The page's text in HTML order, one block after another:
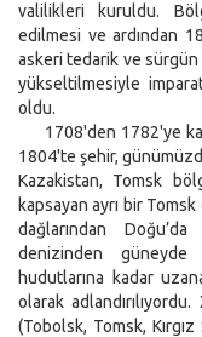
valilikleri kuruldu.
edilmesi ve ardından
askeri tedarik ve
yükseltilmesiyle
oldu.
1708'den 1782'ye
1804'te şehir,
Kazakistan, Tomsk
kapsayan ayrı bir
dağlarından
denizinden güneyde
hudutlarına kadar
olarak
(Tobolsk, Tomsk,